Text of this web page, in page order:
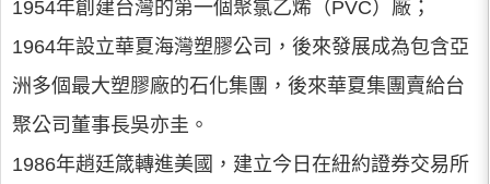
1954年創建台灣的第一個聚氯乙烯（PVC）廠；
1964年設立華夏海灣塑膠公司，後來發展成為包含亞
洲多個最大塑膠廠的石化集團，後來華夏集團賣給台
聚公司董事長吳亦圭。
1986年趙廷箴轉進美國，建立今日在紐約證券交易所